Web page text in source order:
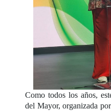
Como todos los años,
del Mayor, organizada